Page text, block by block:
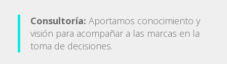
Consultoría: Aportamos conocimiento y
visión para acompañar a las marcas en la
toma de decisiones.